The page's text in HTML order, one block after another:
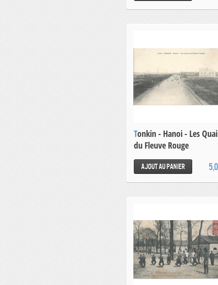
Tonkin - Hanoi - Les Quai
du Fleuve Rouge
Ajout au panier